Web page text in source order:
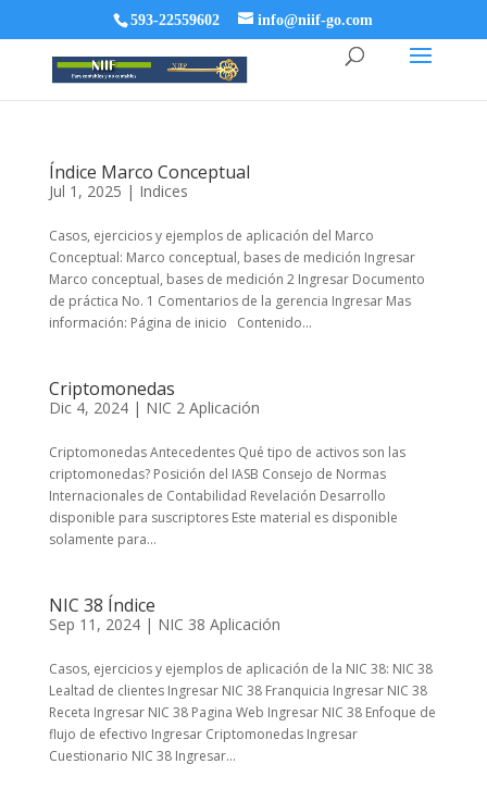
593-22559602 info@niif-go.com
Índice Marco Conceptual
Jul 1, 2025 | Indices
Casos, ejercicios y ejemplos de aplicación del Marco
Conceptual: Marco conceptual, bases de medición Ingresar
Marco conceptual, bases de medición 2 Ingresar Documento
de práctica No. 1 Comentarios de la gerencia Ingresar Mas
información: Página de inicio Contenido...
Criptomonedas
Dic 4, 2024| NIC 2 Aplicación
Criptomonedas Antecedentes Qué tipo de activos son las
criptomonedas? Posición del IASB Consejo de Normas
Internacionales de Contabilidad Revelación Desarrollo
disponible para suscriptores Este material es disponible
solamente para...
NIC 38 Índice
Sep 11, 2024| NIC 38 Aplicación
Casos, ejercicios y ejemplos de aplicación de la NIC 38: NIC 38
Lealtad de clientes Ingresar NIC 38 Franquicia Ingresar NIC 38
Receta Ingresar NIC 38 Pagina Web Ingresar NIC 38 Enfoque de
flujo de efectivo Ingresar Criptomonedas Ingresar
Cuestionario NIC 38 Ingresar...